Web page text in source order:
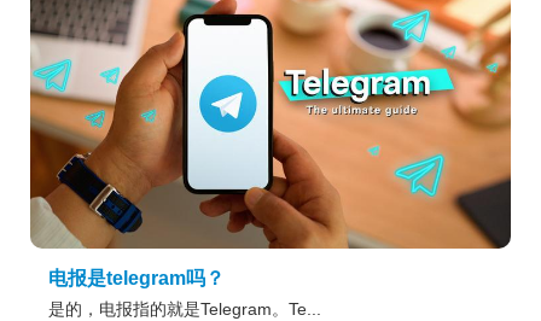
电报是telegram吗？
是的，电报指的就是Telegram。Te...